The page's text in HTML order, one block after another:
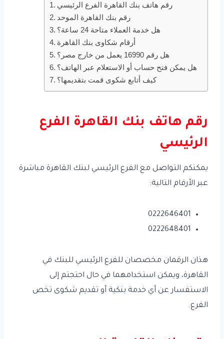
رقم هاتف بنك القاهرة الفرع الرئيسي
رقم بنك القاهرة الموحد
هل خدمة العملاء متاحة 24 ساعة؟
أرقام شكاوى بنك القاهرة
هل رقم 16990 يعمل من خارج مصر؟
هل يمكن فتح حساب أو الاستعلام عبر الهاتف؟
كيف أتابع شكوى قمت بتقديمها؟
رقم هاتف بنك القاهرة الفرع
الرئيسي
يمكنكم التواصل مع الفرع الرئيسي لبنك القاهرة مباشرة
عبر الأرقام التالية:
0222646401
0222648401
هذان الرقمان مخصصان للفرع الرئيسي للبنك في
القاهرة، ويمكن استخدامهما في حال احتجتم إلى
الاستفسار عن أي خدمة بنكية أو تقديم شكوى تخص
الفرع.